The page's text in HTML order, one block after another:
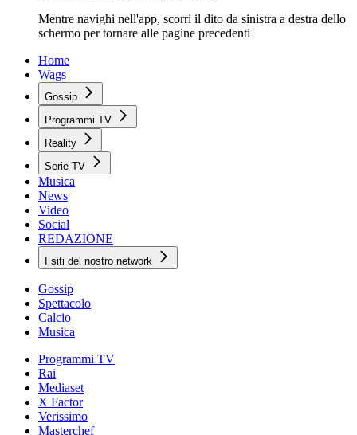
Mentre navighi nell'app, scorri il dito da sinistra a destra dello
schermo per tornare alle pagine precedenti
Home
Wags
Gossip
Programmi TV
Reality
Serie TV
Musica
News
Video
Social
REDAZIONE
I siti del nostro network
Gossip
Spettacolo
Calcio
Musica
Programmi TV
Rai
Mediaset
X Factor
Verissimo
Masterchef